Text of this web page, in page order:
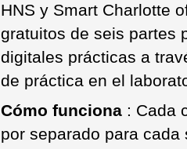
HNS y Smart Charlotte
gratuitos de seis partes
digitales prácticas a
de práctica en el
Cómo funciona : Cada
por separado para